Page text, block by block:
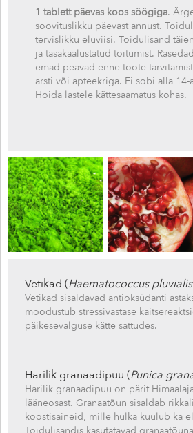
1 tablett päevas koos söögiga.
soovituslikku päevast annust.
tervislikku eluviisi. Toidulisand
ja tasakaalustatud toitumist.
emad peavad enne toote
arsti või apteekriga. Ei sobi alla 14-
Hoida lastele kättesaamatus kohas.
Vetikad (Haematococcus pluvialis
Vetikad sisaldavad antioksüdanti
moodustub stressivastase
päikesevalguse kätte sattudes.
Harilik granaadipuu (Punica
Harilik granaadipuu on pärit
lääneosast. Granaatõun sisaldab
koostisaineid, mille hulka kuulub ka